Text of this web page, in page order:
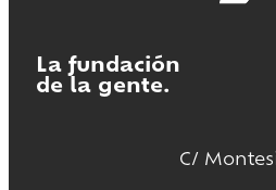
La fundación
de la gente.
C/